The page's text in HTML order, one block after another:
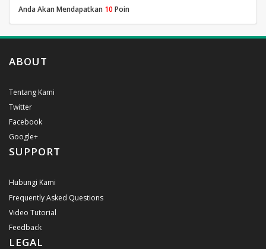
Anda Akan Mendapatkan 10 Poin
ABOUT
Tentang Kami
Twitter
Facebook
Google+
SUPPORT
Hubungi Kami
Frequently Asked Questions
Video Tutorial
Feedback
LEGAL